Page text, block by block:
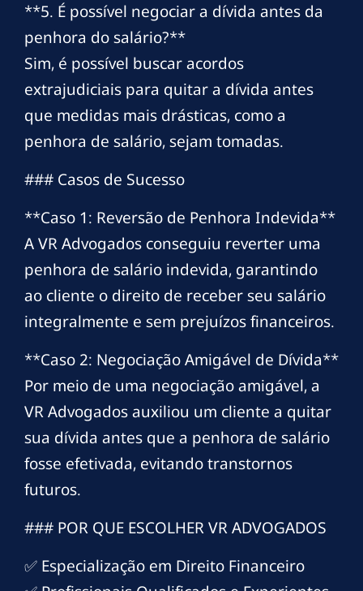
**5. É possível negociar a dívida antes da
penhora do salário?**
Sim, é possível buscar acordos
extrajudiciais para quitar a dívida antes
que medidas mais drásticas, como a
penhora de salário, sejam tomadas.
### Casos de Sucesso
**Caso 1: Reversão de Penhora Indevida**
A VR Advogados conseguiu reverter uma
penhora de salário indevida, garantindo
ao cliente o direito de receber seu salário
integralmente e sem prejuízos financeiros.
**Caso 2: Negociação Amigável de Dívida**
Por meio de uma negociação amigável, a
VR Advogados auxiliou um cliente a quitar
sua dívida antes que a penhora de salário
fosse efetivada, evitando transtornos
futuros.
### POR QUE ESCOLHER VR ADVOGADOS
✅ Especialização em Direito Financeiro